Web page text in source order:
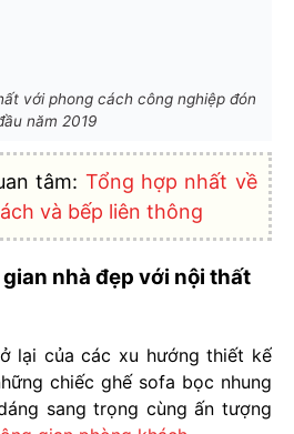
với phong cách công nghiệp đón
năm 2019
tâm: Tổng hợp nhất về
và bếp liên thông
nhà đẹp với nội thất
lại của các xu hướng thiết kế
chiếc ghế sofa bọc nhung
sang trọng cùng ấn tượng